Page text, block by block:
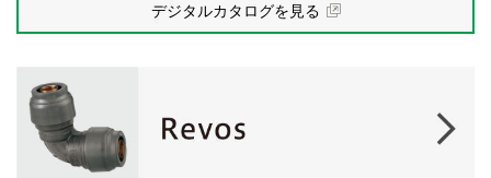
デジタルカタログを見る